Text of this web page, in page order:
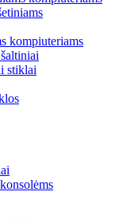
kompiuteriams
stiklai